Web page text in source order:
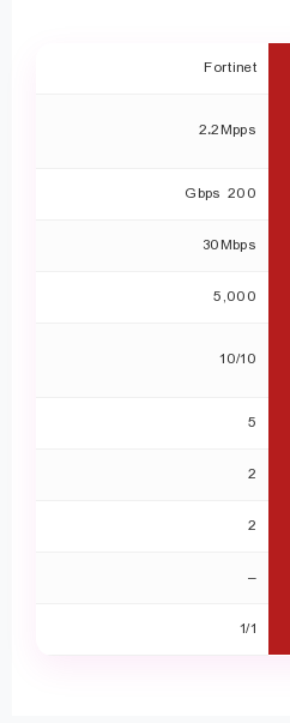
Fortinet
2.2Mpps
200 Gbps
30Mbps
5,000
10/10
5
2
2
–
1/1